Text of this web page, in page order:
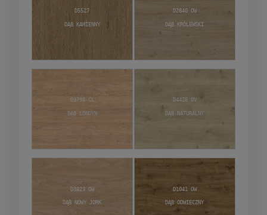
Dąb Kamienny
D5527
Dąb Królewski
D2840 OW
Dąb Londyn
D3798 CL
Dąb Naturalny
D4428 OV
Dąb Nowy Jork
D3823 OW
Dąb Odwieczny
D1041 OW